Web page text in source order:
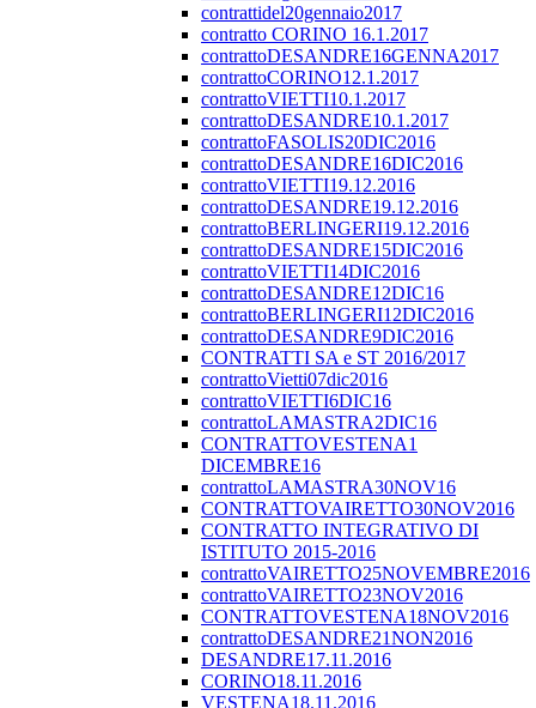
contrattidel20gennaio2017
contratto CORINO 16.1.2017
contrattoDESANDRE16GENNA2017
contrattoCORINO12.1.2017
contrattoVIETTI10.1.2017
contrattoDESANDRE10.1.2017
contrattoFASOLIS20DIC2016
contrattoDESANDRE16DIC2016
contrattoVIETTI19.12.2016
contrattoDESANDRE19.12.2016
contrattoBERLINGERI19.12.2016
contrattoDESANDRE15DIC2016
contrattoVIETTI14DIC2016
contrattoDESANDRE12DIC16
contrattoBERLINGERI12DIC2016
contrattoDESANDRE9DIC2016
CONTRATTI SA e ST 2016/2017
contrattoVietti07dic2016
contrattoVIETTI6DIC16
contrattoLAMASTRA2DIC16
CONTRATTOVESTENA1
DICEMBRE16
contrattoLAMASTRA30NOV16
CONTRATTOVAIRETTO30NOV2016
CONTRATTO INTEGRATIVO DI
ISTITUTO 2015-2016
contrattoVAIRETTO25NOVEMBRE2016
contrattoVAIRETTO23NOV2016
CONTRATTOVESTENA18NOV2016
contrattoDESANDRE21NON2016
DESANDRE17.11.2016
CORINO18.11.2016
VESTENA18.11.2016